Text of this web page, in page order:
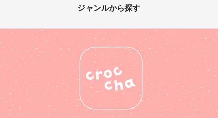
ジャンルから探す